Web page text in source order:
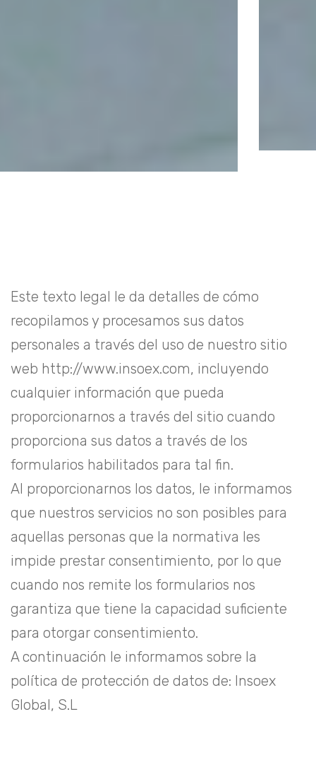
Este texto legal le da detalles de cómo
recopilamos y procesamos sus datos
personales a través del uso de nuestro sitio
web http://www.insoex.com, incluyendo
cualquier información que pueda
proporcionarnos a través del sitio cuando
proporciona sus datos a través de los
formularios habilitados para tal fin.
Al proporcionarnos los datos, le informamos
que nuestros servicios no son posibles para
aquellas personas que la normativa les
impide prestar consentimiento, por lo que
cuando nos remite los formularios nos
garantiza que tiene la capacidad suficiente
para otorgar consentimiento.
A continuación le informamos sobre la
política de protección de datos de: Insoex
Global, S.L